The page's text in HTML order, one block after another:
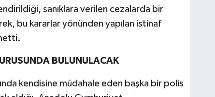
sanıklara verilen cezalarda bir
bu kararlar yönünden yapılan istinaf
BULUNULACAK
kendisine müdahale eden başka bir polis